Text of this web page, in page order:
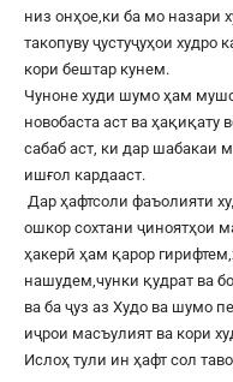
низ онҳое,ки ба мо назари
такопуву ҷустуҷуҳои
кори бештар кунем.
Чуноне худи шумо ҳам
новобаста аст ва ҳақиқату
сабаб аст, ки дар шабакаи
ишғол кардааст.
Дар ҳафтсоли фаъолияти
ошкор сохтани ҷиноятҳои
ҳакерӣ ҳам қарор
нашудем,чунки қудрат ва
ва ба ҷуз аз Худо ва шумо
иҷрои масъулият ва кори
Ислоҳ тули ин ҳафт сол